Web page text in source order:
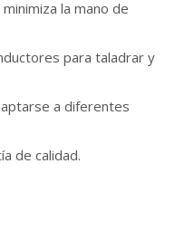
la mano de
para taladrar y
a diferentes
de calidad.